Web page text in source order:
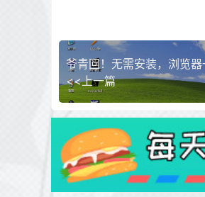
爷青回！无需安装，浏览
<<上一篇